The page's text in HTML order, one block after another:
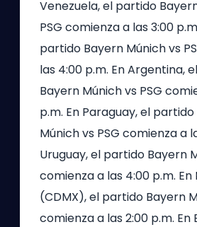
Venezuela, el partido
PSG comienza a las 3:00
partido Bayern Múnich vs
las 4:00 p.m. En Argentina,
Bayern Múnich vs PSG
p.m. En Paraguay, el
Múnich vs PSG comienza a
Uruguay, el partido Bayern
comienza a las 4:00 p.m. En
(CDMX), el partido Bayern
comienza a las 2:00 p.m. En